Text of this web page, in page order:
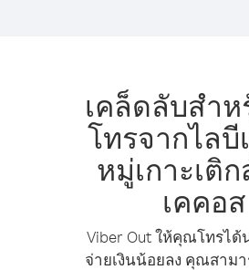
เคล็ดลับสำห
โทรจากไลบี
หมู่เกาะเติ
เคคอส
Viber Out ให้คุณโทรไ
จ่ายเงินน้อยลง คุณสามา